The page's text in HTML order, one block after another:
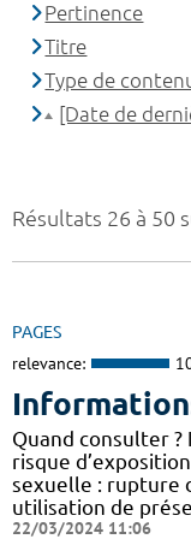
Résultats 26 à 50
PAGES
relevance:
Quand consulter
risque
sexuelle : rupture
utilisation de
22/03/2024 11:06
Pertinence
Titre
Type de
[Date de